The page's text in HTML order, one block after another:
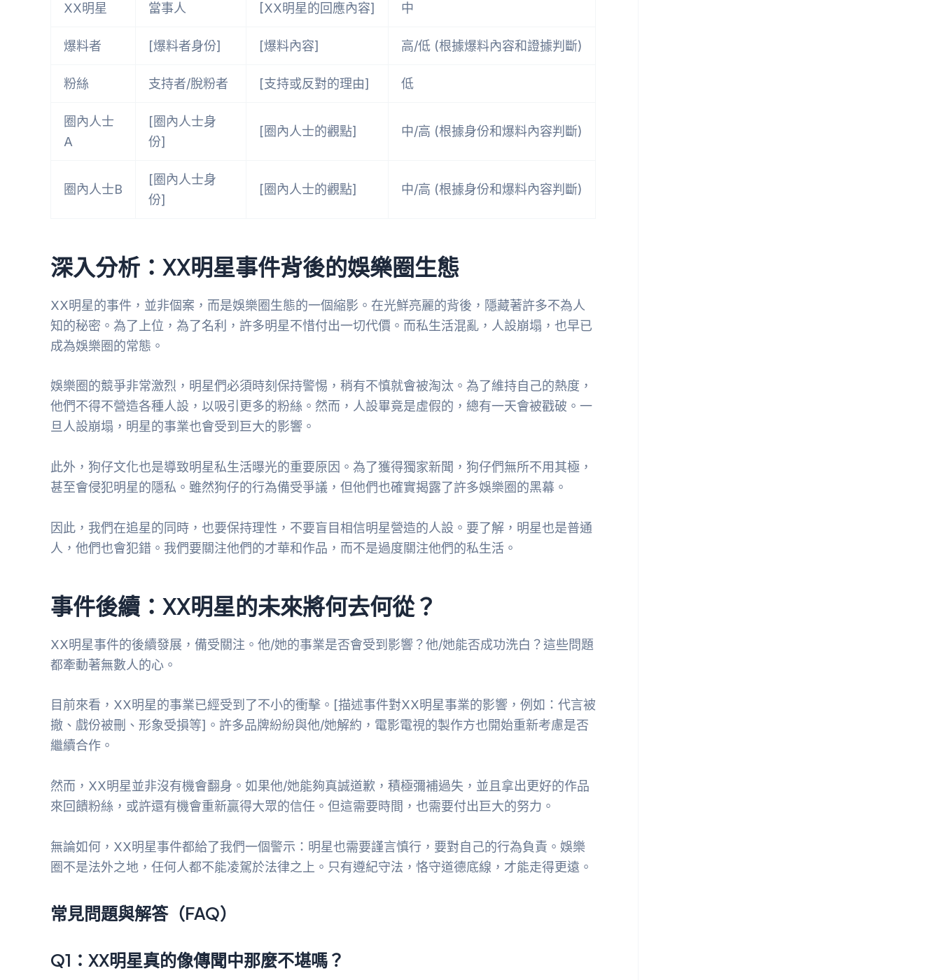
XX明星 當事人 [XX明星的回應內容] 中
爆料者 [爆料者身份] [爆料內容] 高/低 (根據爆料內容和證據判斷)
粉絲 支持者/脫粉者 [支持或反對的理由] 低
圈內人士
A
[圈內人士身
份]
[圈內人士的觀點] 中/高 (根據身份和爆料內容判斷)
圈內人士B
[圈內人士身
份]
[圈內人士的觀點] 中/高 (根據身份和爆料內容判斷)
深入分析：XX明星事件背後的娛樂圈生態
XX明星的事件，並非個案，而是娛樂圈生態的一個縮影。在光鮮亮麗的背後，隱藏著許多不為人
知的秘密。為了上位，為了名利，許多明星不惜付出一切代價。而私生活混亂，人設崩塌，也早已
成為娛樂圈的常態。
娛樂圈的競爭非常激烈，明星們必須時刻保持警惕，稍有不慎就會被淘汰。為了維持自己的熱度，
他們不得不營造各種人設，以吸引更多的粉絲。然而，人設畢竟是虛假的，總有一天會被戳破。一
旦人設崩塌，明星的事業也會受到巨大的影響。
此外，狗仔文化也是導致明星私生活曝光的重要原因。為了獲得獨家新聞，狗仔們無所不用其極，
甚至會侵犯明星的隱私。雖然狗仔的行為備受爭議，但他們也確實揭露了許多娛樂圈的黑幕。
因此，我們在追星的同時，也要保持理性，不要盲目相信明星營造的人設。要了解，明星也是普通
人，他們也會犯錯。我們要關注他們的才華和作品，而不是過度關注他們的私生活。
事件後續：XX明星的未來將何去何從？
XX明星事件的後續發展，備受關注。他/她的事業是否會受到影響？他/她能否成功洗白？這些問題
都牽動著無數人的心。
目前來看，XX明星的事業已經受到了不小的衝擊。[描述事件對XX明星事業的影響，例如：代言被
撤、戲份被刪、形象受損等]。許多品牌紛紛與他/她解約，電影電視的製作方也開始重新考慮是否
繼續合作。
然而，XX明星並非沒有機會翻身。如果他/她能夠真誠道歉，積極彌補過失，並且拿出更好的作品
來回饋粉絲，或許還有機會重新贏得大眾的信任。但這需要時間，也需要付出巨大的努力。
無論如何，XX明星事件都給了我們一個警示：明星也需要謹言慎行，要對自己的行為負責。娛樂
圈不是法外之地，任何人都不能凌駕於法律之上。只有遵紀守法，恪守道德底線，才能走得更遠。
常見問題與解答（FAQ）
Q1：XX明星真的像傳聞中那麼不堪嗎？